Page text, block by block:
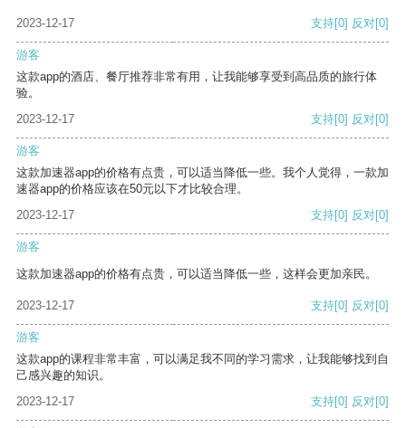
2023-12-17 支持[0] 反对[0]
游客
这款app的酒店、餐厅推荐非常有用，让我能够享受到高品质的旅行体
验。
2023-12-17
支持[0] 反对[0]
游客
这款加速器app的价格有点贵，可以适当降低一些。我个人觉得，一款加
速器app的价格应该在50元以下才比较合理。
2023-12-17
支持[0] 反对[0]
游客
这款加速器app的价格有点贵，可以适当降低一些，这样会更加亲民。
2023-12-17 支持[0] 反对[0]
游客
这款app的课程非常丰富，可以满足我不同的学习需求，让我能够找到自
己感兴趣的知识。
2023-12-17
支持[0] 反对[0]